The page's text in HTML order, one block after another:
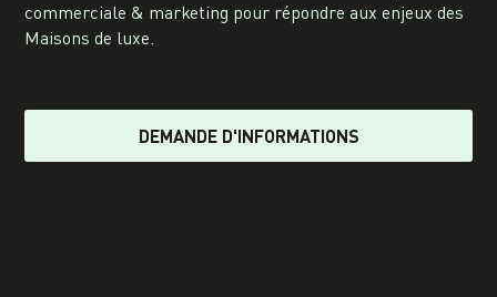
commerciale & marketing pour répondre aux enjeux des
Maisons de luxe.
DEMANDE D'INFORMATIONS